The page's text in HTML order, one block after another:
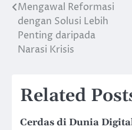
Post
navigation
Mengawal Reformasi
dengan Solusi Lebih
Penting daripada
Narasi Krisis
Related
Cerdas di Dunia